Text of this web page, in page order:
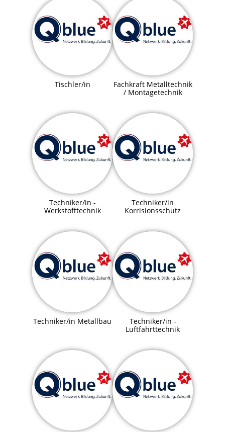
Tischler/in
Fachkraft Metalltechnik
/ Montagetechnik
Techniker/in -
Werkstofftechnik
Techniker/in
Korrisionsschutz
Techniker/in Metallbau
Techniker/in -
Luftfahrttechnik